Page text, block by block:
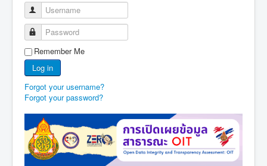
Username
Password
Remember Me
Log in
Forgot your username?
Forgot your password?